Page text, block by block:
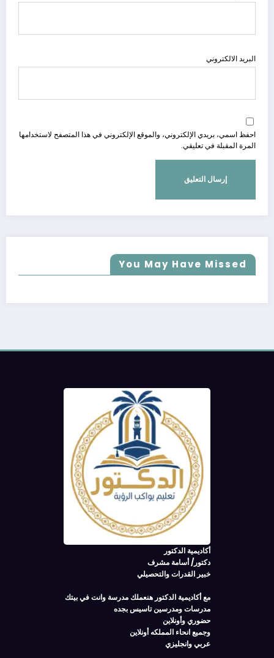
البريد الالكتروني
احفظ اسمي، بريدي الإلكتروني، والموقع الإلكتروني في هذا المتصفح لاستخدامها
المرة المقبلة في تعليقي.
You May Have Missed
أكاديمية الدكتور
دكتور/ أسامة مشرف
خبير القدرات والتحصيلي
مع أكاديمية الدكتور هنعملك مدرسة وانت في بيتك
مدرسات ومدرسين تاسيس بجده
حضوري وأونلاين
وجميع انحاء المملكه أونلاين
عربي وانجليزي